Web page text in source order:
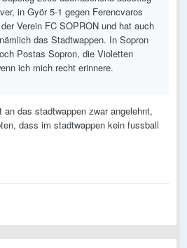
in Györ 5-1 gegen Ferencvaros
Verein FC SOPRON und hat auch
das Stadtwappen. In Sopron
Postas Sopron, die Violetten
ich mich recht erinnere.
das stadtwappen zwar angelehnt,
dass im stadtwappen kein fussball